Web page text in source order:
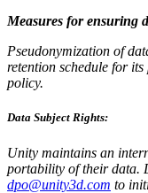
Measures for ensuring
Pseudonymization of
retention schedule for
policy.
Data Subject Rights:
Unity maintains an
portability of their data.
dpo@unity3d.com to